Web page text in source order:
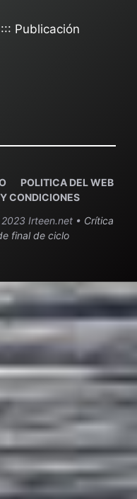
Publicación
POLITICA DEL WEB
CONDICIONES
Irteen.net • Crítica
final de ciclo